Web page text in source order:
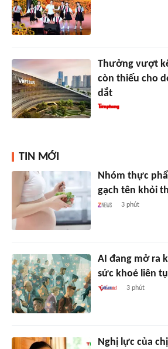
Thưởng vượt
còn thiếu cho
dắt
TIN MỚI
Nhóm thực
gạch tên khỏi
3 phút
AI đang mở ra
sức khoẻ liên
3 phút
Nghị lực của